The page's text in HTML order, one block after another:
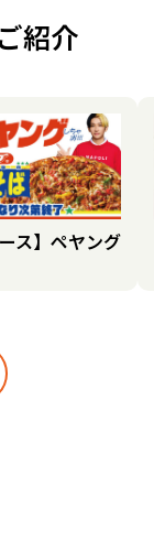
紹介
ス】ペヤング